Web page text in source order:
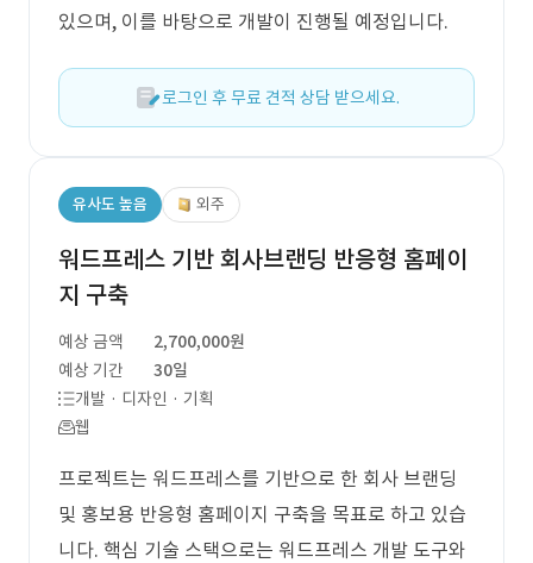
있으며, 이를 바탕으로 개발이 진행될 예정입니다.
로그인 후 무료 견적 상담 받으세요.
유사도 높음 외주
워드프레스 기반 회사브랜딩 반응형 홈페이
지 구축
예상 금액
2,700,000원
예상 기간
30일
개발 · 디자인 · 기획
웹
프로젝트는 워드프레스를 기반으로 한 회사 브랜딩
및 홍보용 반응형 홈페이지 구축을 목표로 하고 있습
니다. 핵심 기술 스택으로는 워드프레스 개발 도구와